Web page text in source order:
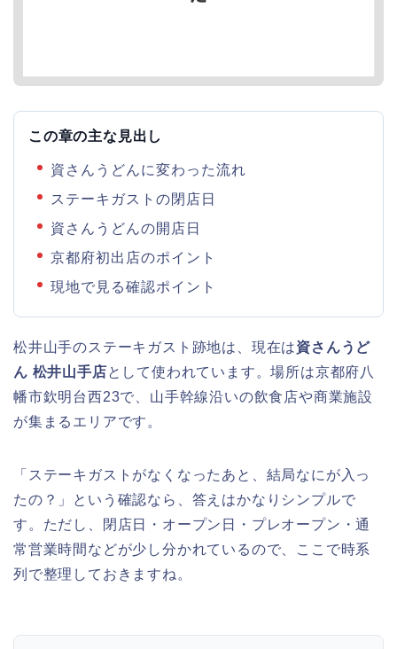
この章の主な見出し
資さんうどんに変わった流れ
ステーキガストの閉店日
資さんうどんの開店日
京都府初出店のポイント
現地で見る確認ポイント
松井山手のステーキガスト跡地は、現在は資さんうど
ん 松井山手店として使われています。場所は京都府八
幡市欽明台西23で、山手幹線沿いの飲食店や商業施設
が集まるエリアです。
「ステーキガストがなくなったあと、結局なにが入っ
たの？」という確認なら、答えはかなりシンプルで
す。ただし、閉店日・オープン日・プレオープン・通
常営業時間などが少し分かれているので、ここで時系
列で整理しておきますね。